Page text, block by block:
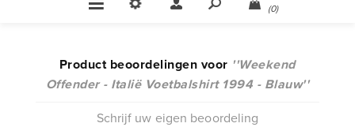
(0)
Product beoordelingen voor
Weekend
Offender - Italië Voetbalshirt 1994 - Blauw
Schrijf uw eigen beoordeling